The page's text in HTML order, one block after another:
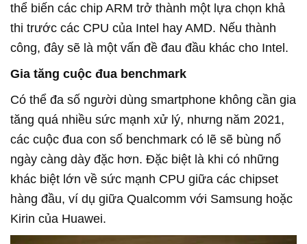
thể biến các chip ARM trở thành một lựa chọn khả
thi trước các CPU của Intel hay AMD. Nếu thành
công, đây sẽ là một vấn đề đau đầu khác cho Intel.
Gia tăng cuộc đua benchmark
Có thể đa số người dùng smartphone không cần gia
tăng quá nhiều sức mạnh xử lý, nhưng năm 2021,
các cuộc đua con số benchmark có lẽ sẽ bùng nổ
ngày càng dày đặc hơn. Đặc biệt là khi có những
khác biệt lớn về sức mạnh CPU giữa các chipset
hàng đầu, ví dụ giữa Qualcomm với Samsung hoặc
Kirin của Huawei.